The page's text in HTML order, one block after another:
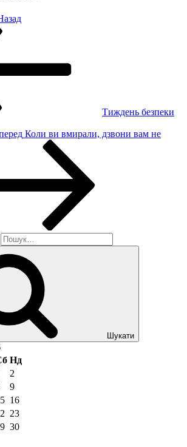
Тиждень безпеки
Коли ви вмирали, дзвони вам не
Шукати
Нд
2
9
16
23
30